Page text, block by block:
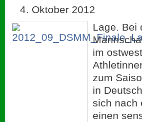
4. Oktober 2012
Lage. Bei
im
zum
in
sich nach
einen